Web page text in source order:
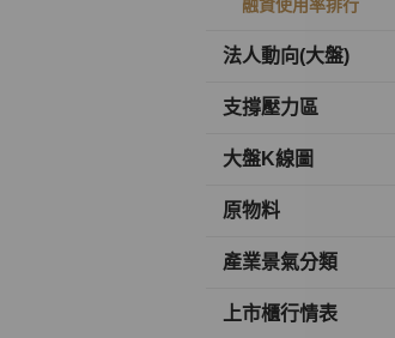
融資使用率排行
法人動向(大盤)
支撐壓力區
大盤K線圖
原物料
產業景氣分類
上市櫃行情表